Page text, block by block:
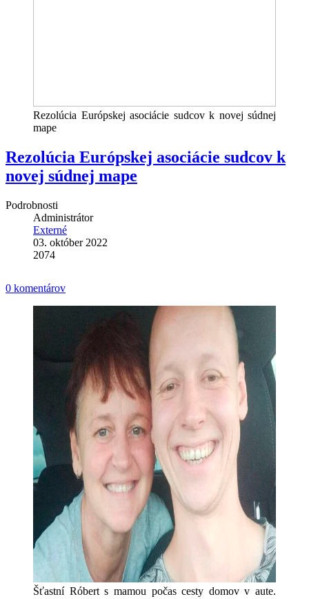
Rezolúcia Európskej asociácie sudcov k novej súdnej
mape
Rezolúcia Európskej asociácie sudcov k
novej súdnej mape
Podrobnosti
Administrátor
Externé
03. október 2022
2074
0 komentárov
Šťastní Róbert s mamou počas cesty domov v aute.